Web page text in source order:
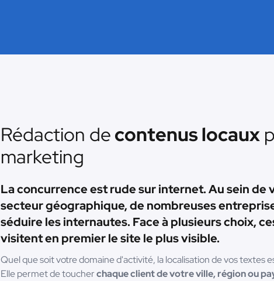
Rédaction decontenus locaux
marketing
La concurrence est rude sur internet. Au sein de
secteur géographique, de nombreuses
séduire les internautes. Face à plusieurs choix,
visitent en premier le site le plus visible.
Quel que soit votre domaine d'activité, la localisation de vos textes
Elle permet de toucherchaque client de votre ville, région ou